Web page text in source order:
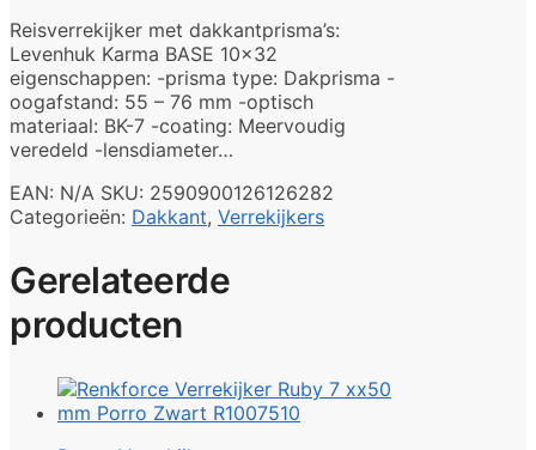
Reisverrekijker met dakkantprisma’s:
Levenhuk Karma BASE 10×32
eigenschappen: -prisma type: Dakprisma -
oogafstand: 55 – 76 mm -optisch
materiaal: BK-7 -coating: Meervoudig
veredeld -lensdiameter…
EAN: N/A SKU: 2590900126126282
Categorieën: Dakkant, Verrekijkers
Gerelateerde
producten